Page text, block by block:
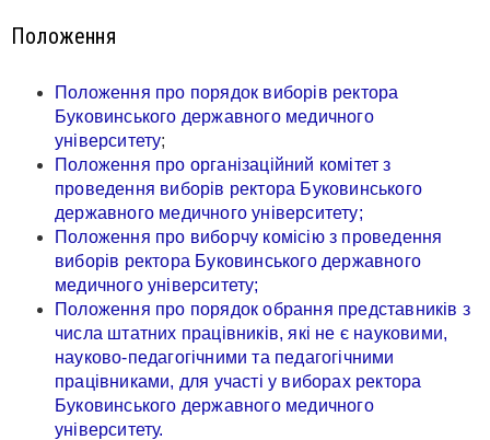
Положення
Положення про порядок виборів ректора
Буковинського державного медичного
університету;
Положення про організаційний комітет з
проведення виборів ректора Буковинського
державного медичного університету;
Положення про виборчу комісію з проведення
виборів ректора Буковинського державного
медичного університету;
Положення про порядок обрання представників з
числа штатних працівників, які не є науковими,
науково-педагогічними та педагогічними
працівниками, для участі у виборах ректора
Буковинського державного медичного
університету.